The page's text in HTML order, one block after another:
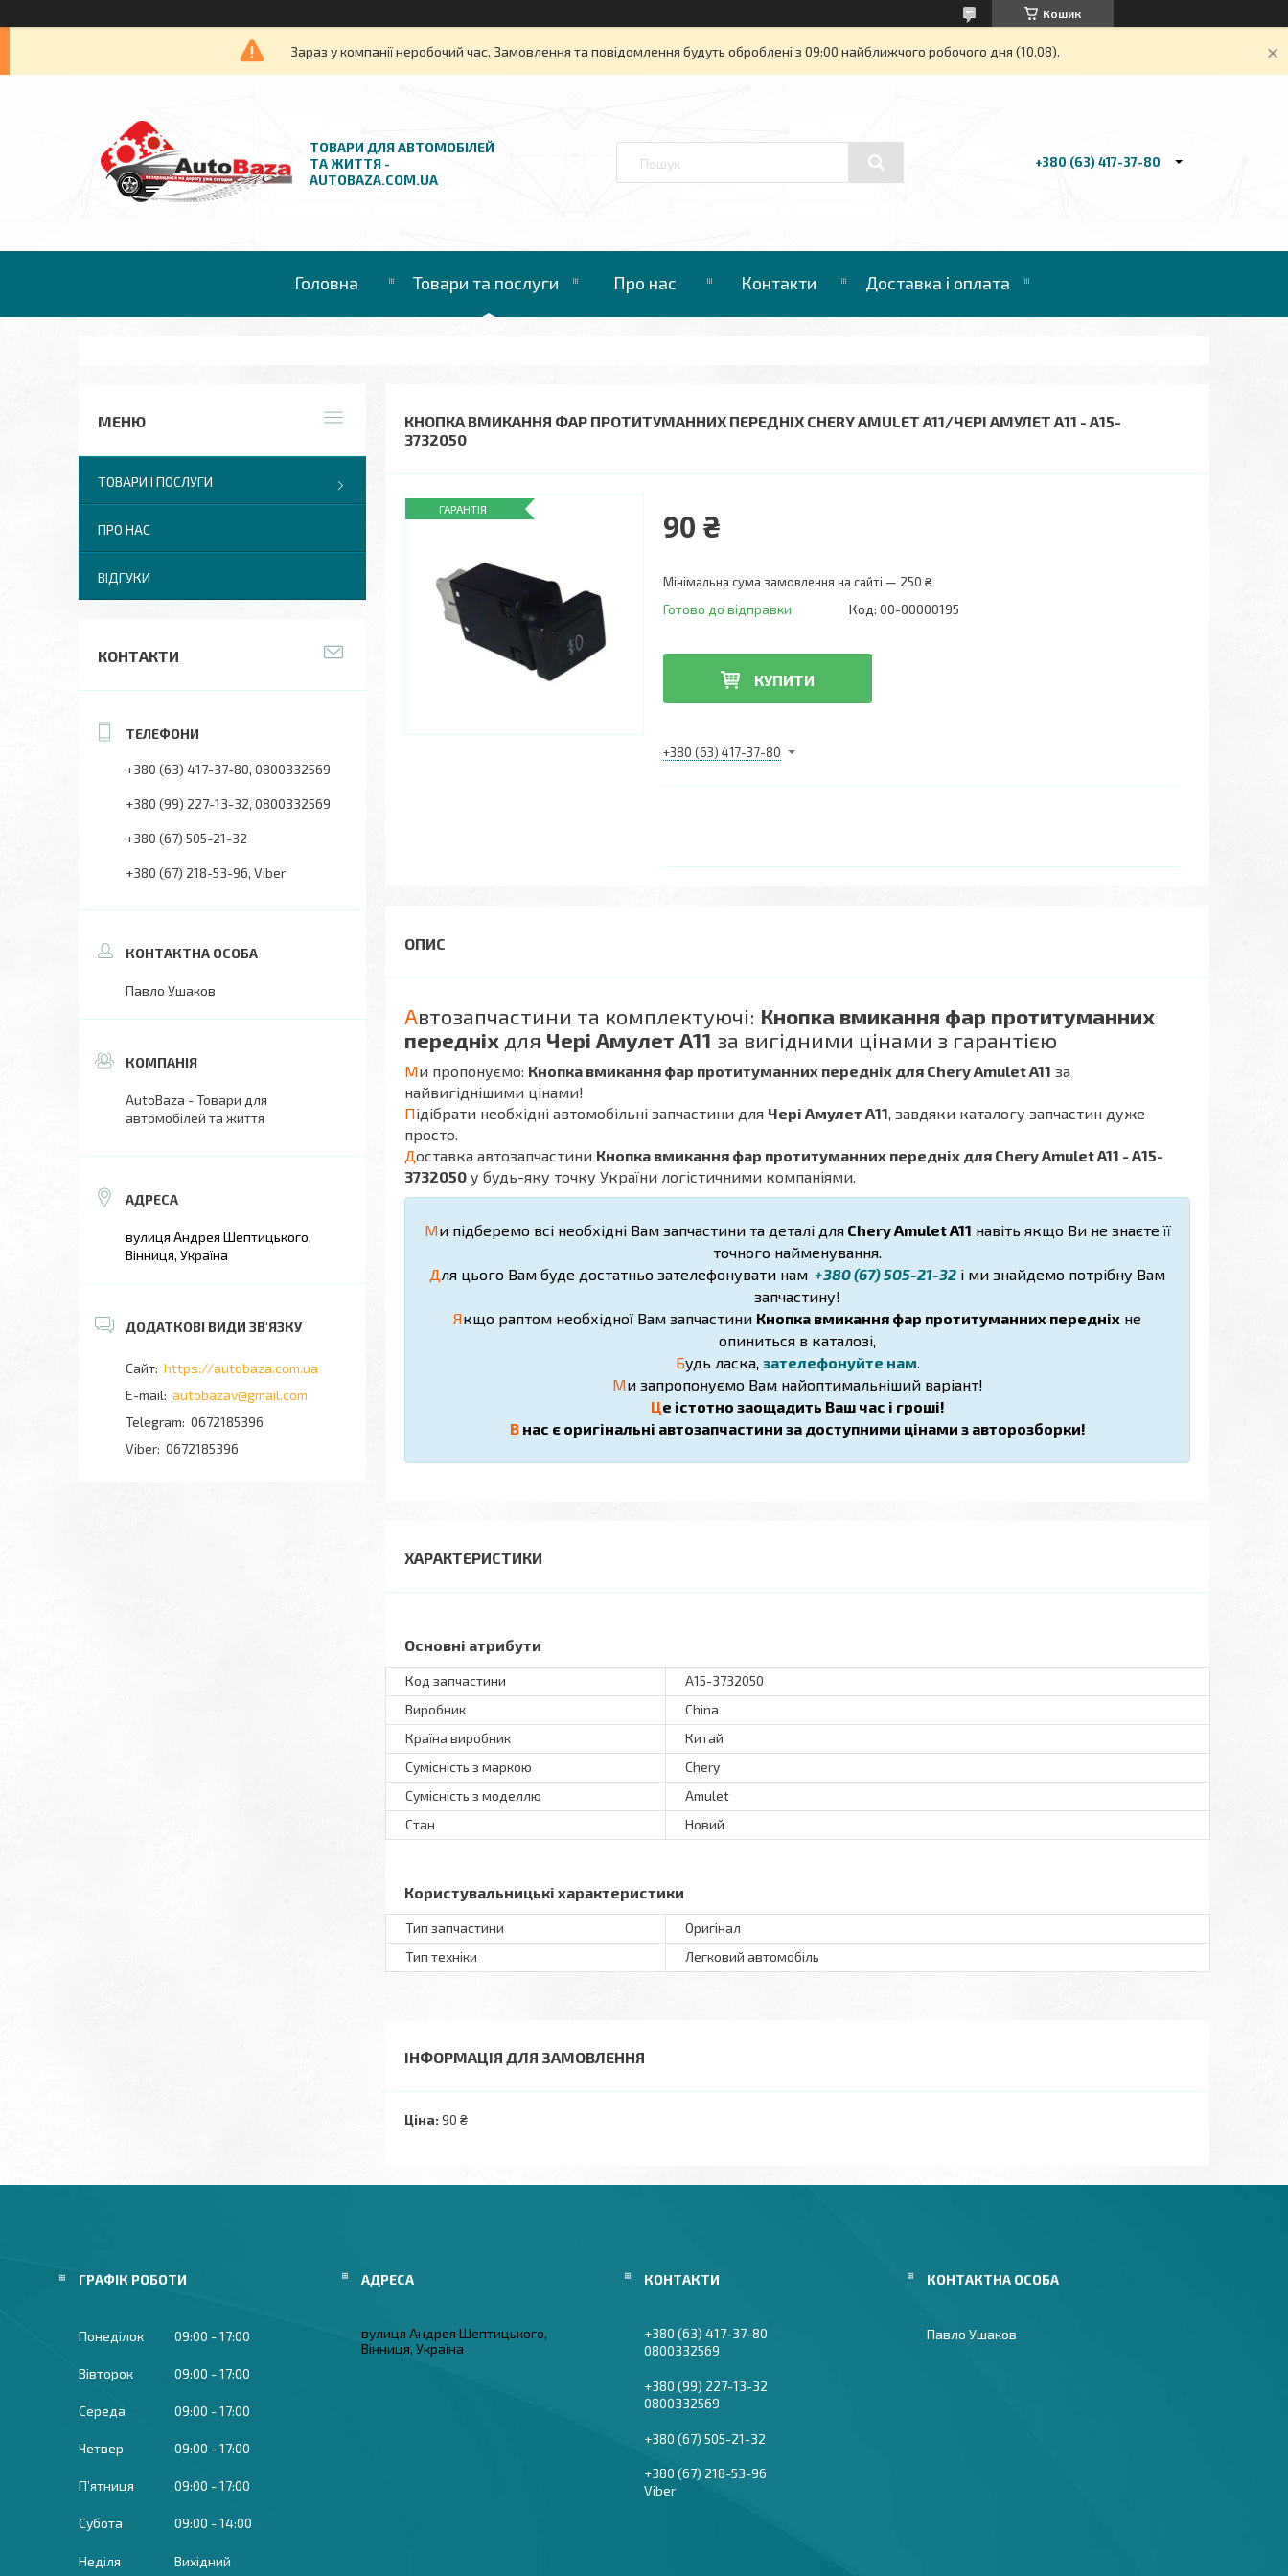
Кошик
Зараз у компанії неробочий час. Замовлення та повідомлення будуть оброблені з 09:00 найближчого робочого дня (10.08).
ТОВАРИ ДЛЯ АВТОМОБІЛЕЙ
ТА ЖИТТЯ -
AUTOBAZA.COM.UA
+380 (63) 417-37-80
Головна Товари та послуги Про нас Контакти Доставка і оплата
КНОПКА ВМИКАННЯ ФАР ПРОТИТУМАННИХ ПЕРЕДНІХ CHERY AMULET A11/ЧЕРІ АМУЛЕТ А11 - А15-
3732050
ГАРАНТІЯ 90 ₴
Мінімальна сума замовлення на сайті — 250 ₴
Готово до відправки Код: 00-00000195
КУПИТИ
+380 (63) 417-37-80
Автозапчастини та комплектуючі: Кнопка вмикання фар протитуманних
передніх для Чері Амулет А11 за вигідними цінами з гарантією
Ми пропонуємо: Кнопка вмикання фар протитуманних передніх для Chery Amulet A11 за
найвигіднішими цінами!
Підібрати необхідні автомобільні запчастини для Чері Амулет А11, завдяки каталогу запчастин дуже
просто.
Доставка автозапчастини Кнопка вмикання фар протитуманних передніх для Chery Amulet A11 - А15-
3732050 у будь-яку точку України логістичними компаніями.
Ми підберемо всі необхідні Вам запчастини та деталі дляChery Amulet A11 навіть якщо Ви не знаєте її
точного найменування.
Для цього Вам буде достатньо зателефонувати нам +380 (67) 505-21-32 і ми знайдемо потрібну Вам
запчастину!
Якщо раптом необхідної Вам запчастини Кнопка вмикання фар протитуманних передніх не
опиниться в каталозі,
Будь ласка, зателефонуйте нам.
Ми запропонуємо Вам найоптимальніший варіант!
Це істотно заощадить Ваш час і гроші!
Внас є оригінальні автозапчастини за доступними цінами з авторозборки!
ХАРАКТЕРИСТИКИ
Основні атрибути
Код запчастини
А15-3732050
Виробник
China
Країна виробник
Китай
Сумісність з маркою
Chery
Сумісність з моделлю
Amulet
Стан
Новий
Користувальницькі характеристики
Тип запчастини
Оригінал
Тип техніки
Легковий автомобіль
ІНФОРМАЦІЯ ДЛЯ ЗАМОВЛЕННЯ
Ціна: 90 ₴
ТОВАРИ І ПОСЛУГИ
ПРО НАС
ВІДГУКИ
КОНТАКТИ
+380 (63) 417-37-80 0800332569
+380 (99) 227-13-32 0800332569
+380 (67) 505-21-32
+380 (67) 218-53-96 Viber
Павло Ушаков
AutoBaza - Товари для
автомобілей та життя
вулиця Андрея Шептицького,
Вінниця, Україна
https://autobaza.com.ua
autobazav@gmail.com
0672185396
0672185396
ГРАФІК РОБОТИ
Понеділок 09:00 17:00
Вівторок 09:00 17:00
Середа 09:00 17:00
Четвер 09:00 17:00
Пʼятниця 09:00 17:00
Субота 09:00 14:00
Неділя Вихідний
вулиця Андрея Шептицького,
Вінниця, Україна
+380 (63) 417-37-80
0800332569
+380 (99) 227-13-32
0800332569
+380 (67) 505-21-32
+380 (67) 218-53-96
Viber
Павло Ушаков